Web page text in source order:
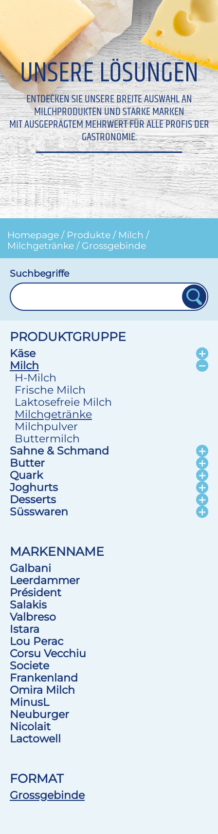
UNSERE LÖSUNGEN
ENTDECKEN SIE UNSERE BREITE AUSWAHL AN
MILCHPRODUKTEN UND STARKE MARKEN
MIT AUSGEPRÄGTEM MEHRWERT FÜR ALLE PROFIS DER
GASTRONOMIE.
Homepage / Produkte / Milch /
Milchgetränke / Grossgebinde
Suchbegriffe
PRODUKTGRUPPE
Käse
Milch
H-Milch
Frische Milch
Laktosefreie Milch
Milchgetränke
Milchpulver
Buttermilch
Sahne & Schmand
Butter
Quark
Joghurts
Desserts
Süsswaren
MARKENNAME
Galbani
Leerdammer
Président
Salakis
Valbreso
Istara
Lou Perac
Corsu Vecchiu
Societe
Frankenland
Omira Milch
MinusL
Neuburger
Nicolait
Lactowell
FORMAT
Grossgebinde